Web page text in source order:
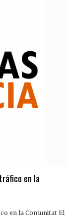
en la
en la Comunitat El